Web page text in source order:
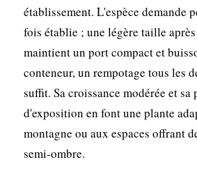
établissement. L'espèce demande
fois établie ; une légère taille
maintient un port compact et
conteneur, un rempotage tous les
suffit. Sa croissance modérée et
d'exposition en font une plante
montagne ou aux espaces offrant
semi-ombre.